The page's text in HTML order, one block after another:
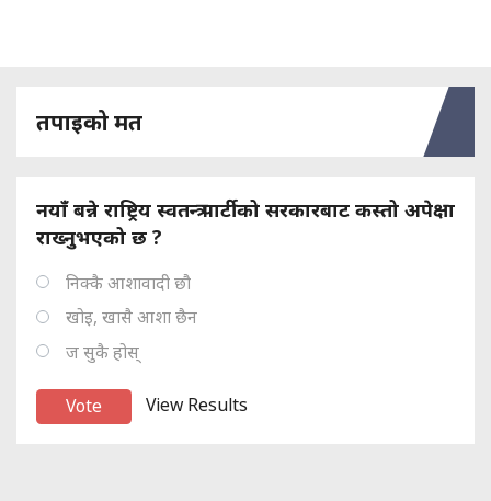
तपाइको मत
नयाँ बन्ने राष्ट्रिय स्वतन्त्र पार्टीको सरकारबाट कस्तो अपेक्षा
राख्नुभएको छ ?
निक्कै आशावादी छौ
खोइ, खासै आशा छैन
ज सुकै होस्
View Results